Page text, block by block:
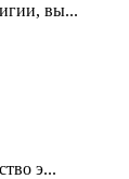
вы...
э...